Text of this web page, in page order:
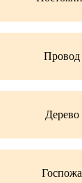
Провод
Дерево
Госпожа